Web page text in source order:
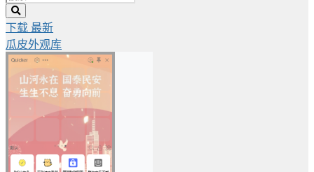
下载 最新
瓜皮外观库